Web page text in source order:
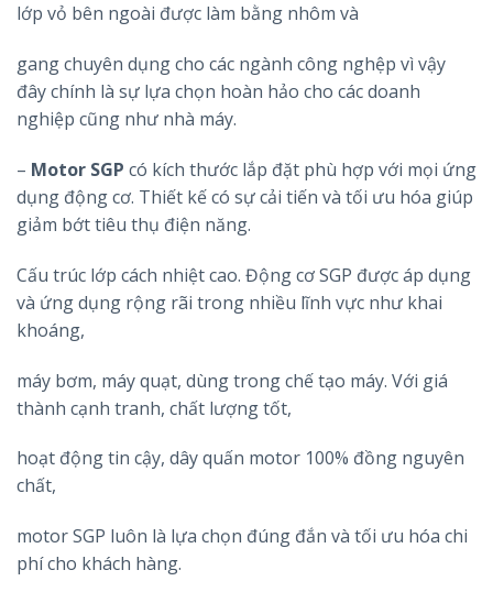
lớp vỏ bên ngoài được làm bằng nhôm và
gang chuyên dụng cho các ngành công nghệp vì vậy
đây chính là sự lựa chọn hoàn hảo cho các doanh
nghiệp cũng như nhà máy.
– Motor SGP có kích thước lắp đặt phù hợp với mọi ứng
dụng động cơ. Thiết kế có sự cải tiến và tối ưu hóa giúp
giảm bớt tiêu thụ điện năng.
Cấu trúc lớp cách nhiệt cao. Động cơ SGP được áp dụng
và ứng dụng rộng rãi trong nhiều lĩnh vực như khai
khoáng,
máy bơm, máy quạt, dùng trong chế tạo máy. Với giá
thành cạnh tranh, chất lượng tốt,
hoạt động tin cậy, dây quấn motor 100% đồng nguyên
chất,
motor SGP luôn là lựa chọn đúng đắn và tối ưu hóa chi
phí cho khách hàng.